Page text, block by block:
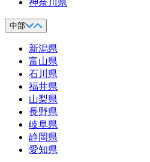
神奈川県
中部
新潟県
富山県
石川県
福井県
山梨県
長野県
岐阜県
静岡県
愛知県